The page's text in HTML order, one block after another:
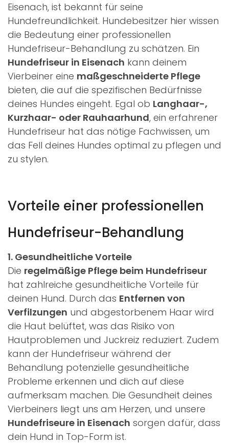
Eisenach, ist bekannt für seine
Hundefreundlichkeit. Hundebesitzer hier wissen
die Bedeutung einer professionellen
Hundefriseur-Behandlung zu schätzen. Ein
Hundefriseur in Eisenach kann deinem
Vierbeiner eine maßgeschneiderte Pflege
bieten, die auf die spezifischen Bedürfnisse
deines Hundes eingeht. Egal ob Langhaar-,
Kurzhaar- oder Rauhaarhund, ein erfahrener
Hundefriseur hat das nötige Fachwissen, um
das Fell deines Hundes optimal zu pflegen und
zu stylen.
Vorteile einer professionellen
Hundefriseur-Behandlung
1. Gesundheitliche Vorteile
Die regelmäßige Pflege beim Hundefriseur
hat zahlreiche gesundheitliche Vorteile für
deinen Hund. Durch das Entfernen von
Verfilzungen und abgestorbenem Haar wird
die Haut belüftet, was das Risiko von
Hautproblemen und Juckreiz reduziert. Zudem
kann der Hundefriseur während der
Behandlung potenzielle gesundheitliche
Probleme erkennen und dich auf diese
aufmerksam machen. Die Gesundheit deines
Vierbeiners liegt uns am Herzen, und unsere
Hundefriseure in Eisenach sorgen dafür, dass
dein Hund in Top-Form ist.